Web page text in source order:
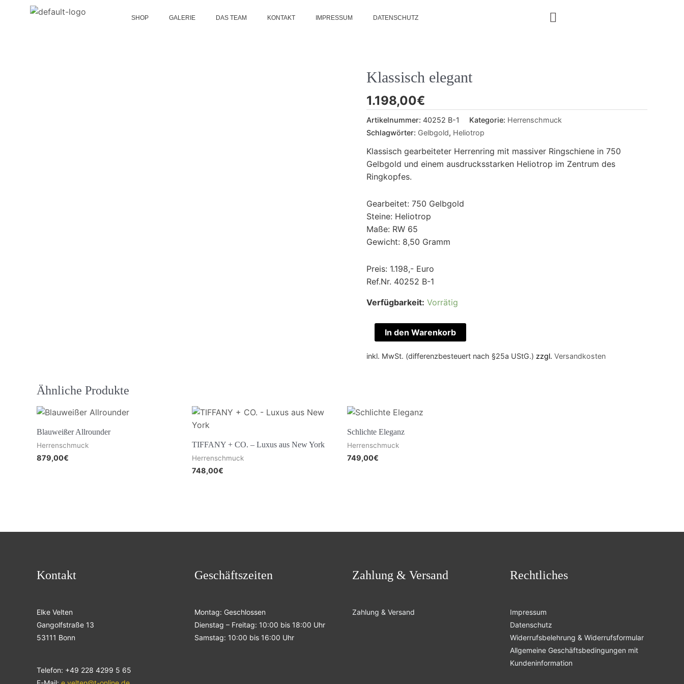
SHOP GALERIE DAS TEAM KONTAKT IMPRESSUM DATENSCHUTZ
Klassisch elegant
1.198,00€
Artikelnummer: 40252 B-1 Kategorie: Herrenschmuck
Schlagwörter: Gelbgold, Heliotrop
Klassisch gearbeiteter Herrenring mit massiver Ringschiene in 750
Gelbgold und einem ausdrucksstarken Heliotrop im Zentrum des
Ringkopfes.
Gearbeitet: 750 Gelbgold
Steine: Heliotrop
Maße: RW 65
Gewicht: 8,50 Gramm
Preis: 1.198,- Euro
Ref.Nr. 40252 B-1
Verfügbarkeit: Vorrätig
In den Warenkorb
inkl. MwSt. (differenzbesteuert nach §25a UStG.) zzgl. Versandkosten
Ähnliche Produkte
Blauweißer Allrounder
Herrenschmuck
879,00€
TIFFANY + CO. – Luxus aus New York
Herrenschmuck
748,00€
Schlichte Eleganz
Herrenschmuck
749,00€
Kontakt
Elke Velten
Gangolfstraße 13
53111 Bonn
Telefon: +49 228 4299 5 65
Geschäftszeiten
Montag: Geschlossen
Dienstag – Freitag: 10:00 bis 18:00 Uhr
Samstag: 10:00 bis 16:00 Uhr
Zahlung & Versand
Zahlung & Versand
Rechtliches
Impressum
Datenschutz
Widerrufsbelehrung & Widerrufsformular
Allgemeine Geschäftsbedingungen mit
Kundeninformation